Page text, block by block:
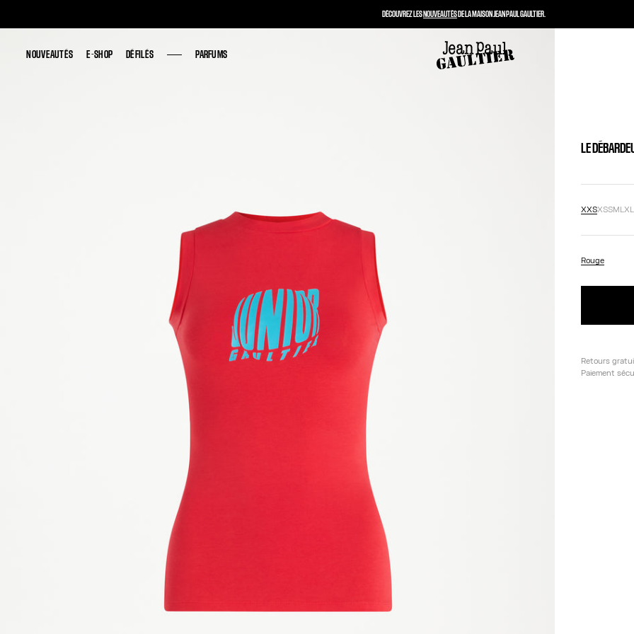
NOUVEAUTÉS E-SHOP DÉFILÉS PARFUMS
NOUVEAUTÉS E-SHOP DÉFILÉS PARFUMS
LE
XXSXSSMLXL
Rouge
Retours
Paiement
DÉCOUVREZ LESNOUVEAUTÉSDE LA MAISON JEAN PAUL GAULTIER.